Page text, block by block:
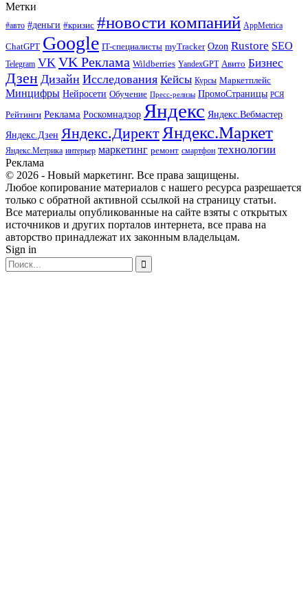
Метки
#авто #деньги #кризис #новости компаний AppMetrica
ChatGPT Google IT-специалисты myTracker Ozon Rustore SEO
Telegram VK VK Реклама Wildberries YandexGPT Авито Бизнес
Дзен Дизайн Исследования Кейсы Курсы Маркетплейс
Минцифры Нейросети Обучение Пресс-релизы ПромоСтраницы РСЯ
Рейтинги Реклама Роскомнадзор Яндекс Яндекс.Вебмастер
Яндекс.Дзен Яндекс.ДиректЯндекс.Маркет
Яндекс.Метрика интерьер маркетинг ремонт смартфон технологии
Реклама
© 2026 - Новый маркетинг. Все права защищены.
Любое копирование материалов с нашего ресурса разрешается
только с обратной активной ссылкой на страницу статьи.
Все материалы опубликованные на сайте взяты с открытых
источников и других порталов интернета, все права на
авторство принадлежат их законным владельцам.
Sign in